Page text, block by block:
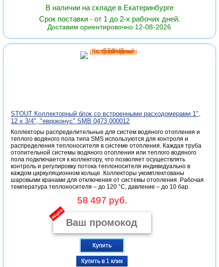
В наличии на складе в Екатеринбурге
Срок поставки - от 1 до 2-х рабочих дней.
Доставим ориентировочно 12-08-2026
STOUT Коллекторный блок со встроенными расходомерами 1",
12 x 3/4", "евроконус" SMB 0473 000012
Коллекторы распределительные для систем водяного отопления и
теплого водяного пола типа SMS используются для контроля и
распределения теплоносителя в системе отопления. Каждая труба
отопительной системы водяного отопления или теплого водяного
пола подключается к коллектору, что позволяет осуществлять
контроль и регулировку потока теплоносителя индивидуально в
каждом циркуляционном кольце. Коллекторы укомплектованы
шаровыми кранами для отключения от системы отопления. Рабочая
температура теплоносителя – до 120 °С, давление – до 10 бар.
58 497 руб.
акция
Купить
Купить в 1 клик